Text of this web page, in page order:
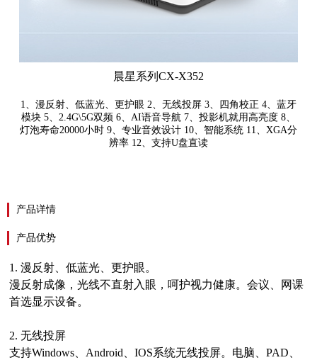
晨星系列CX-X352
1、漫反射、低蓝光、更护眼 2、无线投屏 3、四角校正 4、蓝牙
模块 5、2.4G\5G双频 6、AI语音导航 7、投影机就用高亮度 8、
灯泡寿命20000小时 9、专业音效设计 10、智能系统 11、XGA分
辨率 12、支持U盘直读
产品详情
产品优势
1.漫反射、低蓝光、更护眼。
漫反射成像，光线不直射入眼，呵护视力健康。会议、网课
首选显示设备。
2.无线投屏
支持Windows、Android、IOS系统无线投屏。电脑、PAD、